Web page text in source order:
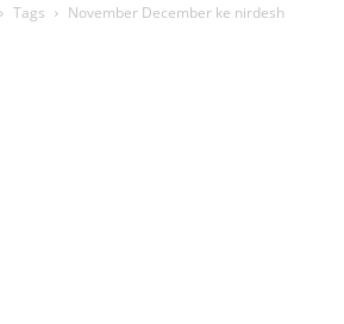
Tags November December ke nirdesh